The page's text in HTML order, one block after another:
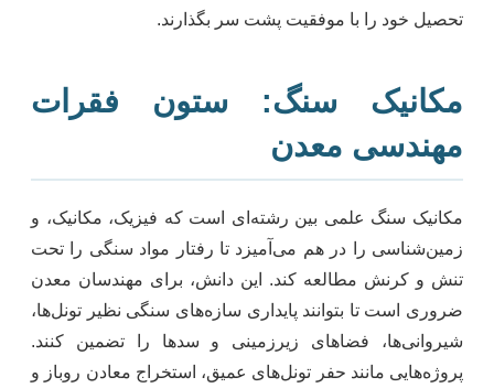
تحصیل خود را با موفقیت پشت سر بگذارند.
مکانیک سنگ: ستون فقرات
مهندسی معدن
مکانیک سنگ علمی بین رشته‌ای است که فیزیک، مکانیک، و
زمین‌شناسی را در هم می‌آمیزد تا رفتار مواد سنگی را تحت
تنش و کرنش مطالعه کند. این دانش، برای مهندسان معدن
ضروری است تا بتوانند پایداری سازه‌های سنگی نظیر تونل‌ها،
شیروانی‌ها، فضاهای زیرزمینی و سدها را تضمین کنند.
پروژه‌هایی مانند حفر تونل‌های عمیق، استخراج معادن روباز و